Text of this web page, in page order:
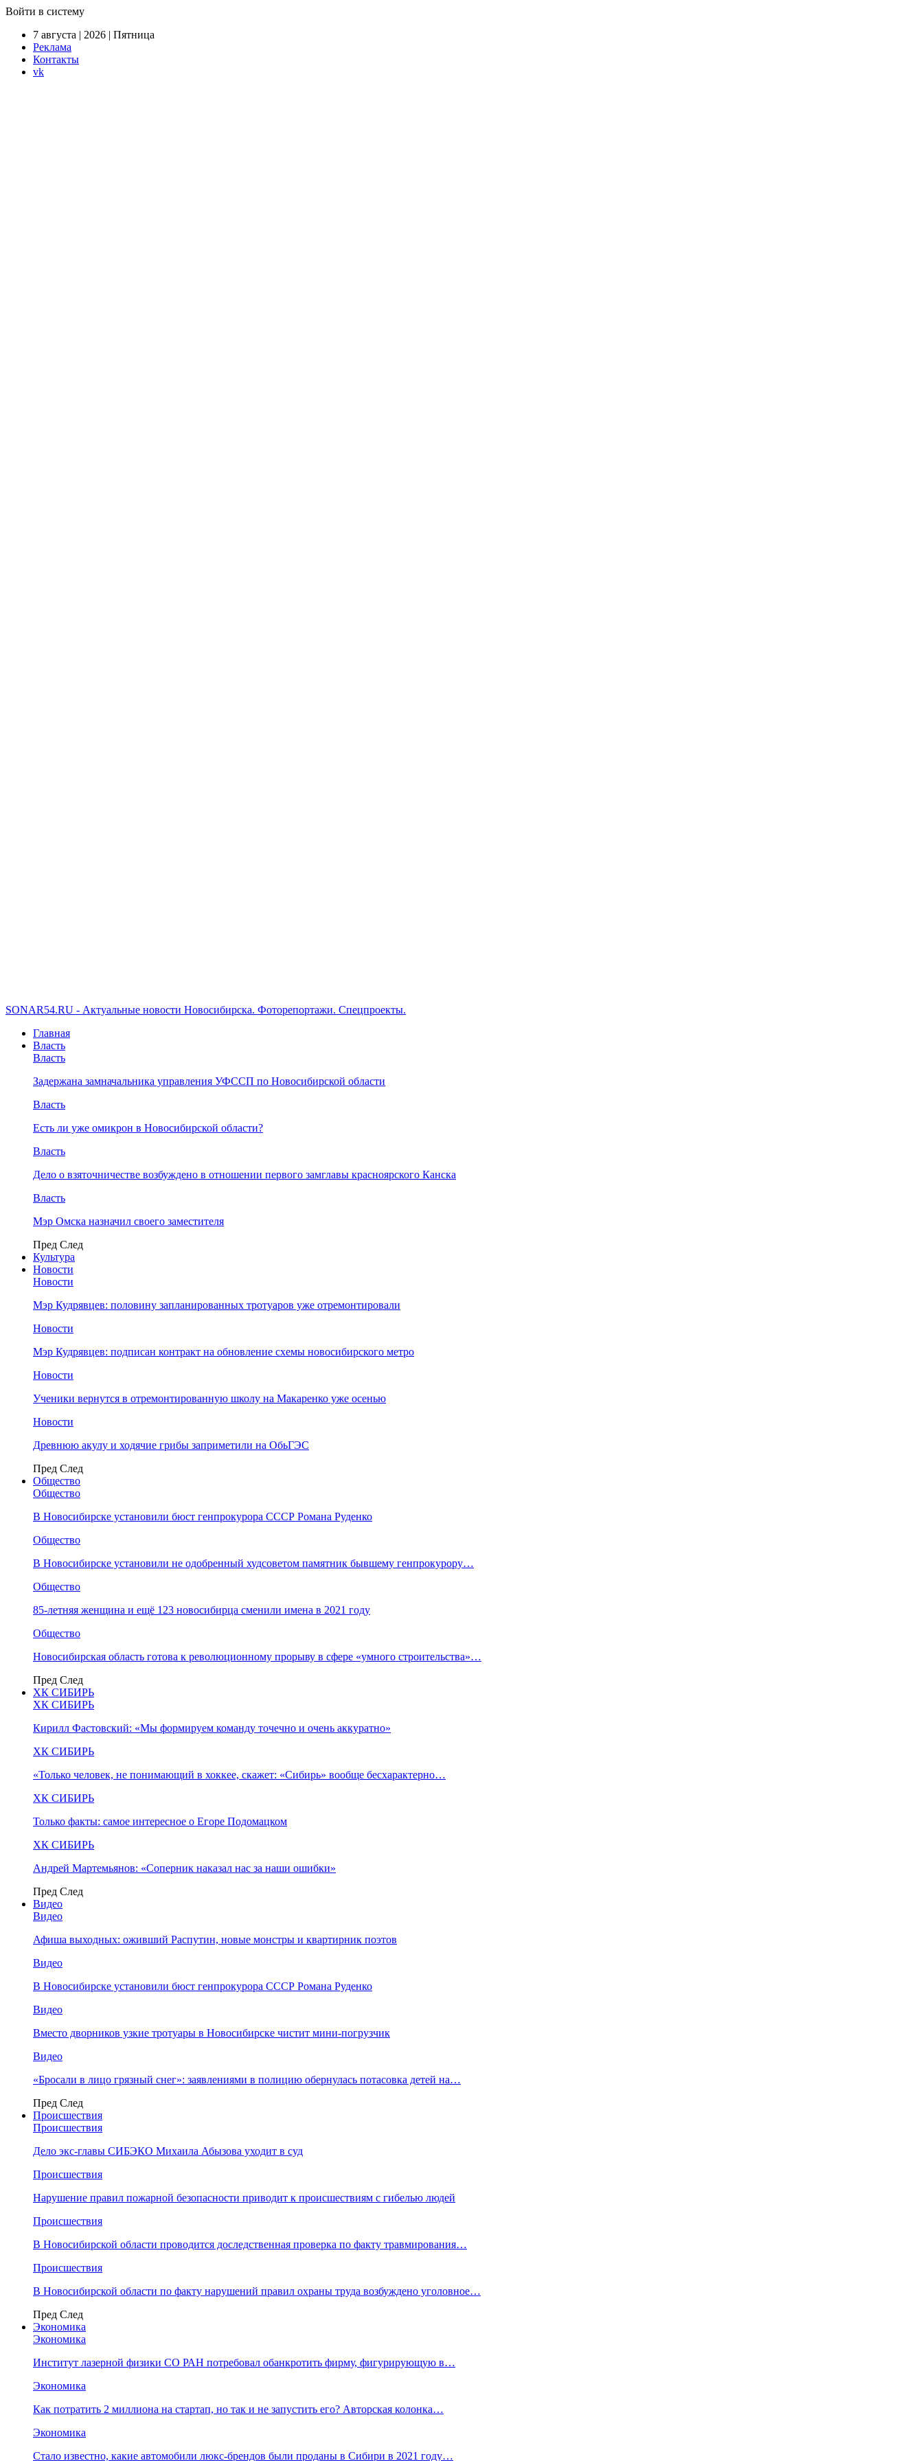
Войти в систему
7 августа | 2026 | Пятница
Реклама
Контакты
vk
SONAR54.RU - Актуальные новости Новосибирска. Фоторепортажи. Спецпроекты.
Главная
Власть
Власть
Задержана замначальника управления УФССП по Новосибирской области
Власть
Есть ли уже омикрон в Новосибирской области?
Власть
Дело о взяточничестве возбуждено в отношении первого замглавы красноярского Канска
Власть
Мэр Омска назначил своего заместителя
Пред След
Культура
Новости
Новости
Мэр Кудрявцев: половину запланированных тротуаров уже отремонтировали
Новости
Мэр Кудрявцев: подписан контракт на обновление схемы новосибирского метро
Новости
Ученики вернутся в отремонтированную школу на Макаренко уже осенью
Новости
Древнюю акулу и ходячие грибы заприметили на ОбьГЭС
Пред След
Общество
Общество
В Новосибирске установили бюст генпрокурора СССР Романа Руденко
Общество
В Новосибирске установили не одобренный худсоветом памятник бывшему генпрокурору…
Общество
85-летняя женщина и ещё 123 новосибирца сменили имена в 2021 году
Общество
Новосибирская область готова к революционному прорыву в сфере «умного строительства»…
Пред След
ХК СИБИРЬ
ХК СИБИРЬ
Кирилл Фастовский: «Мы формируем команду точечно и очень аккуратно»
ХК СИБИРЬ
«Только человек, не понимающий в хоккее, скажет: «Сибирь» вообще бесхарактерно…
ХК СИБИРЬ
Только факты: самое интересное о Егоре Подомацком
ХК СИБИРЬ
Андрей Мартемьянов: «Соперник наказал нас за наши ошибки»
Пред След
Видео
Видео
Афиша выходных: оживший Распутин, новые монстры и квартирник поэтов
Видео
В Новосибирске установили бюст генпрокурора СССР Романа Руденко
Видео
Вместо дворников узкие тротуары в Новосибирске чистит мини-погрузчик
Видео
«Бросали в лицо грязный снег»: заявлениями в полицию обернулась потасовка детей на…
Пред След
Происшествия
Происшествия
Дело экс-главы СИБЭКО Михаила Абызова уходит в суд
Происшествия
Нарушение правил пожарной безопасности приводит к происшествиям с гибелью людей
Происшествия
В Новосибирской области проводится доследственная проверка по факту травмирования…
Происшествия
В Новосибирской области по факту нарушений правил охраны труда возбуждено уголовное…
Пред След
Экономика
Экономика
Институт лазерной физики СО РАН потребовал обанкротить фирму, фигурирующую в…
Экономика
Как потратить 2 миллиона на стартап, но так и не запустить его? Авторская колонка…
Экономика
Стало известно, какие автомобили люкс-брендов были проданы в Сибири в 2021 году…